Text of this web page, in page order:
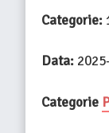
Categorie:
Data:
Categorie